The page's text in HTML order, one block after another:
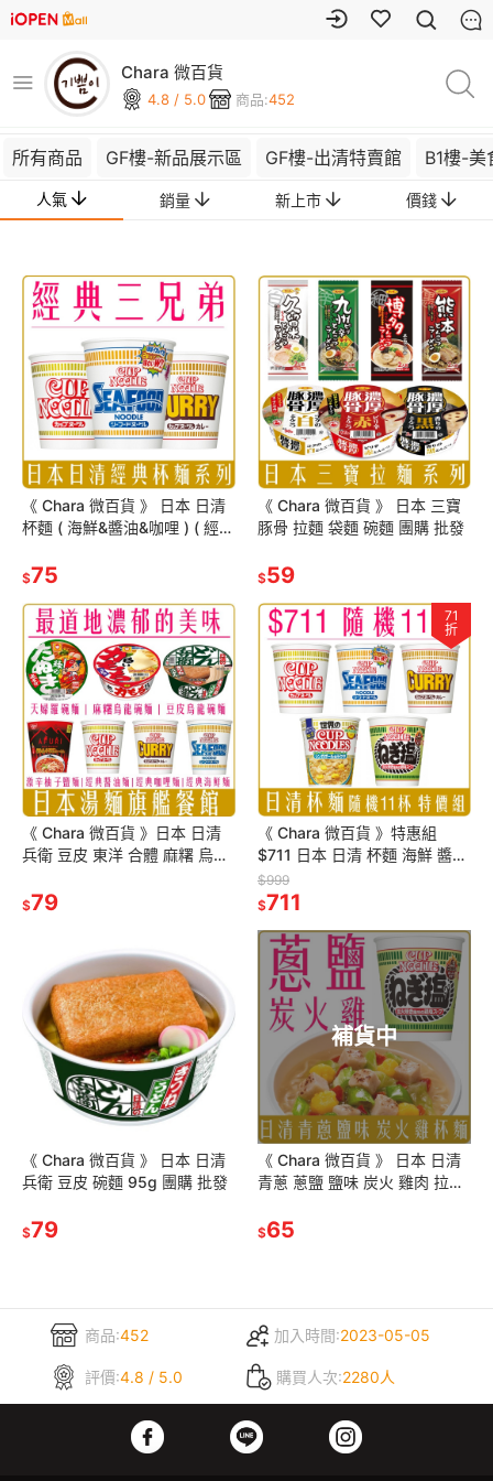
Chara 微百貨
4.8 / 5.0 商品:452
所有商品 GF樓-新品展示區 GF樓-出清特賣館 B1樓-
人氣 銷量 新上市 價錢
《 Chara 微百貨 》 日本 日清
杯麵 ( 海鮮&醬油&咖哩 ) ( 經典
$75
《 Chara 微百貨 》 日本 三寶
豚骨 拉麵 袋麵 碗麵 團購 批發
$59
《 Chara 微百貨 》日本 日清
兵衛 豆皮 東洋 合體 麻糬 烏龍
麵 阿夫利
$79
71
折
《 Chara 微百貨 》特惠組
$711 日本 日清 杯麵 海鮮 醬油
咖哩 新加玻叻沙醬 蔥鹽 炭火雞
隨機11杯
$999
$711
《 Chara 微百貨 》 日本 日清
兵衛 豆皮 碗麵 95g 團購 批發
$79
補貨中
《 Chara 微百貨 》 日本 日清
青蔥 蔥鹽 鹽味 炭火 雞肉 拉麵
$65
商品:452 加入時間:2023-05-05
評價:4.8 / 5.0 購買人次:2280人